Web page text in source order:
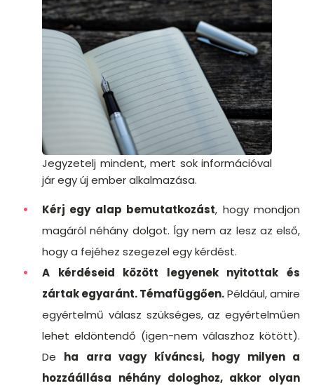
Jegyzetelj mindent, mert sok információval
jár egy új ember alkalmazása.
Kérj egy alap bemutatkozást, hogy mondjon
magáról néhány dolgot. Így nem az lesz az első,
hogy a fejéhez szegezel egy kérdést.
A kérdéseid között legyenek nyitottak és
zártak egyaránt. Témafüggően.Például, amire
egyértelmű válasz szükséges, az egyértelműen
lehet eldöntendő (igen-nem válaszhoz kötött).
De ha arra vagy kíváncsi, hogy milyen a
hozzáállása néhány dologhoz, akkor olyan